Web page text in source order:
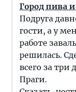
Город пива
Подруга
гости, а у
работе
решилась.
всего за три
Праги.